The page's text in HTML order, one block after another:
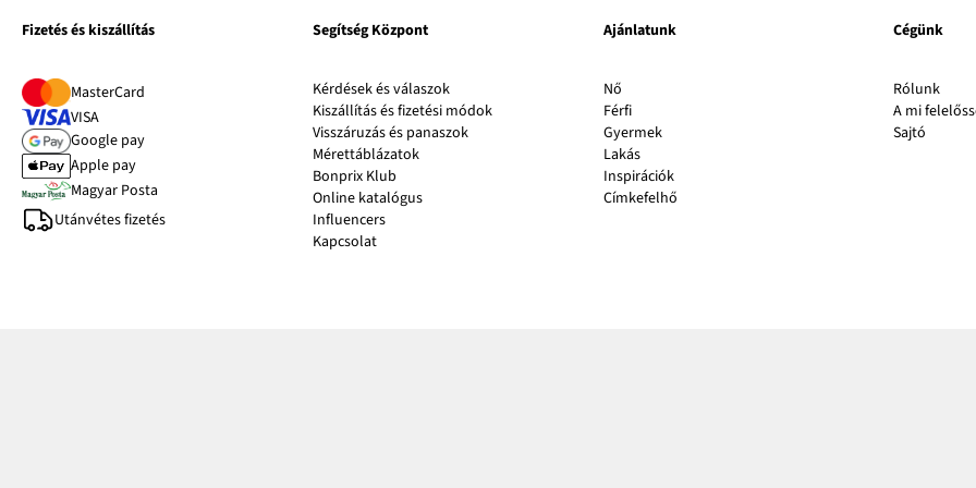
Fizetés és kiszállítás
MasterCard
VISA
Google pay
Apple pay
Magyar Posta
Utánvétes fizetés
Segítség Központ
Kérdések és válaszok
Kiszállítás és fizetési módok
Visszáruzás és panaszok
Mérettáblázatok
Bonprix Klub
Online katalógus
Influencers
Kapcsolat
Ajánlatunk
Nő
Férfi
Gyermek
Lakás
Inspirációk
Címkefelhő
Cégünk
RólunkA
link
A mi
Sajtó